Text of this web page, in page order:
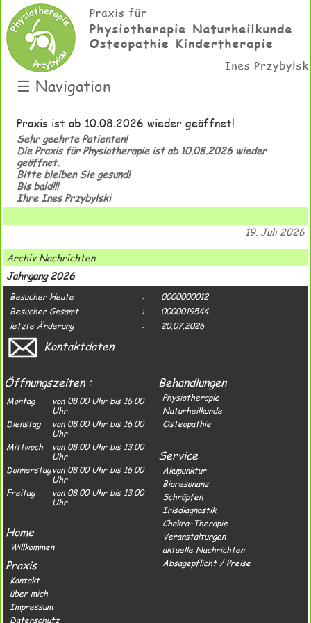
☰ Navigation
Praxis ist ab 10.08.2026 wieder geöffnet!
Sehr geehrte Patienten!
Die Praxis für Physiotherapie ist ab 10.08.2026 wieder
geöffnet.
Bitte bleiben Sie gesund!
Bis bald!!!
Ihre Ines Przybylski
19. Juli 2026
Archiv Nachrichten
Jahrgang 2026
Besucher Heute :
0000000012
Besucher Gesamt
:
0000019544
letzte Änderung
: 20.07.2026
Kontaktdaten
Öffnungszeiten :
Montag
von 08.00 Uhr bis 16.00
Uhr
Dienstag
von 08.00 Uhr bis 16.00
Uhr
Mittwoch
von 08.00 Uhr bis 13.00
Uhr
Donnerstag von 08.00 Uhr bis 16.00
Uhr
Freitag
von 08.00 Uhr bis 13.00
Uhr
Home
Willkommen
Praxis
Kontakt
über mich
Impressum
Datenschutz
Behandlungen
Physiotherapie
Naturheilkunde
Osteopathie
Service
Akupunktur
Bioresonanz
Schröpfen
Irisdiagnostik
Chakra−Therapie
Veranstaltungen
aktuelle Nachrichten
Absagepflicht / Preise